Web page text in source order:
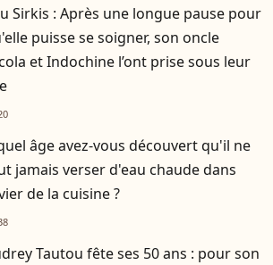
Sirkis : Après une longue pause pour
puisse se soigner, son oncle
et Indochine l’ont prise sous leur
âge avez-vous découvert qu'il ne
jamais verser d'eau chaude dans
de la cuisine ?
Tautou fête ses 50 ans : pour son